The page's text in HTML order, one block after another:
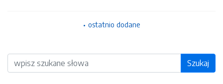
ostatnio dodane
Wyszukiwarka Szukaj